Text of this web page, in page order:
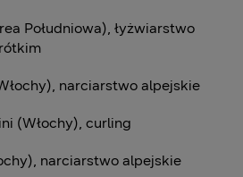
Południowa), łyżwiarstwo
narciarstwo alpejskie
(Włochy), curling
narciarstwo alpejskie